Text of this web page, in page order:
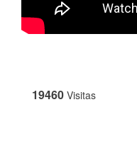
19460 Visitas